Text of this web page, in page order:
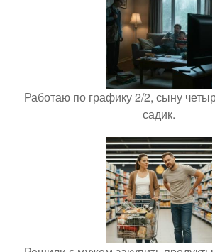
Работаю по графику 2/2, сыну
садик.